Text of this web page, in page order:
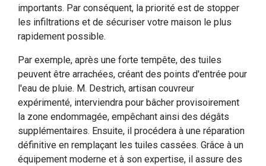
importants. Par conséquent, la priorité est de stopper
les infiltrations et de sécuriser votre maison le plus
rapidement possible.
Par exemple, après une forte tempête, des tuiles
peuvent être arrachées, créant des points d'entrée pour
l'eau de pluie. M. Destrich, artisan couvreur
expérimenté, interviendra pour bâcher provisoirement
la zone endommagée, empêchant ainsi des dégâts
supplémentaires. Ensuite, il procédera à une réparation
définitive en remplaçant les tuiles cassées. Grâce à un
équipement moderne et à son expertise, il assure des